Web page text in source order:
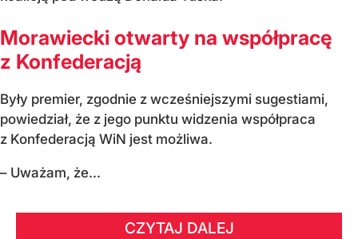
Morawiecki otwarty na współpracę
z Konfederacją
Były premier, zgodnie z wcześniejszymi sugestiami,
powiedział, że z jego punktu widzenia współpraca
z Konfederacją WiN jest możliwa.
– Uważam, że...
CZYTAJ DALEJ